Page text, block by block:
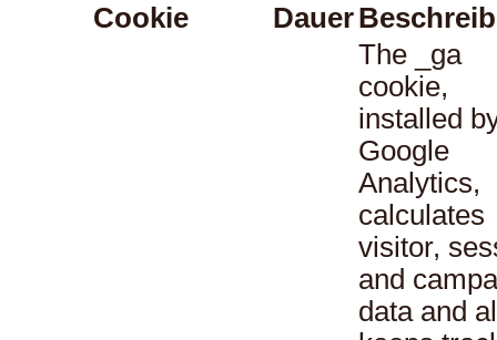
Cookie
Dauer
The _ga
cookie,
installed
Google
Analytics,
calculates
visitor,
and
data and